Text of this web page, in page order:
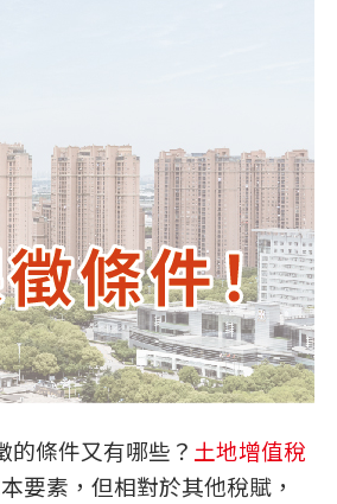
條件又有哪些？ 土地增值稅
要素，但相對於其他稅賦，